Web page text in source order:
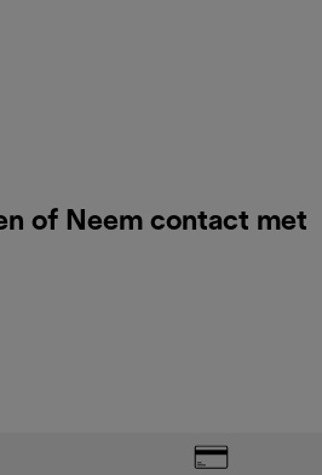
of Neem contact met